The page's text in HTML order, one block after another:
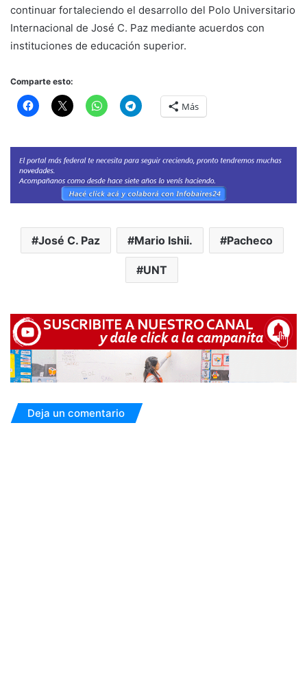
continuar fortaleciendo el desarrollo del Polo Universitario
Internacional de José C. Paz mediante acuerdos con
instituciones de educación superior.
Comparte esto:
Más
José C. Paz Mario Ishii. Pacheco
UNT
Deja un comentario